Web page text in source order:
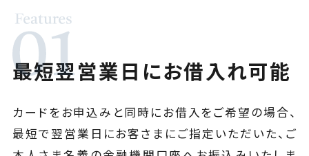
最短翌営業日にお借入れ可能
カードをお申込みと同時にお借入をご希望の場合、
最短で翌営業日にお客さまにご指定いただいた、ご